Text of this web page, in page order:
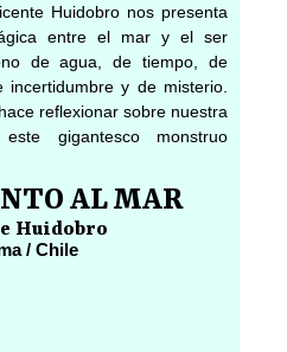
Huidobro nos presenta
entre el mar y el ser
de agua, de tiempo, de
y de misterio.
reflexionar sobre nuestra
gigantesco monstruo
AL MAR
Huidobro
/ Chile